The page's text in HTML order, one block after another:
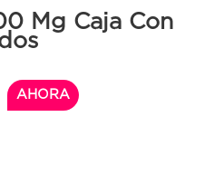
Mg Caja Con
AHORA